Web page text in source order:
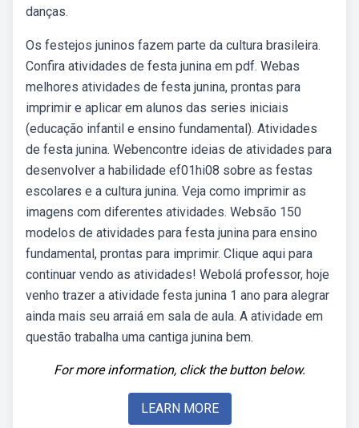
danças.
Os festejos juninos fazem parte da cultura brasileira.
Confira atividades de festa junina em pdf. Webas
melhores atividades de festa junina, prontas para
imprimir e aplicar em alunos das series iniciais
(educação infantil e ensino fundamental). Atividades
de festa junina. Webencontre ideias de atividades para
desenvolver a habilidade ef01hi08 sobre as festas
escolares e a cultura junina. Veja como imprimir as
imagens com diferentes atividades. Websão 150
modelos de atividades para festa junina para ensino
fundamental, prontas para imprimir. Clique aqui para
continuar vendo as atividades! Webolá professor, hoje
venho trazer a atividade festa junina 1 ano para alegrar
ainda mais seu arraiá em sala de aula. A atividade em
questão trabalha uma cantiga junina bem.
For more information, click the button below.
LEARN MORE